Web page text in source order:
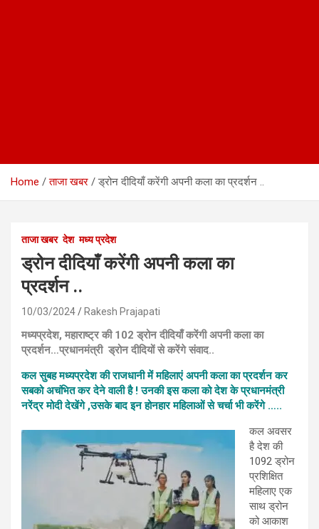
Home ताजा खबर ड्रोन दीदियाँ करेंगी अपनी कला का प्रदर्शन ..
ताजा खबर देश मध्य प्रदेश
ड्रोन दीदियाँ करेंगी अपनी कला का
प्रदर्शन ..
10/03/2024 Rakesh Prajapati
मध्यप्रदेश, महाराष्ट्र की 102 ड्रोन दीदियाँ करेंगी अपनी कला का
प्रदर्शन…प्रधानमंत्री ड्रोन दीदियों से करेंगे संवाद..
कल सुबह मध्यप्रदेश की राजधानी में महिलाएं अपनी कला का प्रदर्शन कर
सबको अचंभित कर देने वाली है ! उनकी इस कला को देश के प्रधानमंत्री
नरेंद्र मोदी देखेंगे ,उसके बाद इन होनहार महिलाओं से चर्चा भी करेंगे …..
कल अवसर
है देश की
1092 ड्रोन
प्रशिक्षित
महिलाए एक
साथ ड्रोन
को आकाश